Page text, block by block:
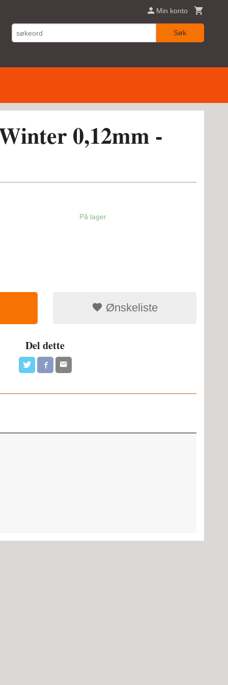
Min konto
Søk
0,12mm -
På lager
Ønskeliste
Del dette